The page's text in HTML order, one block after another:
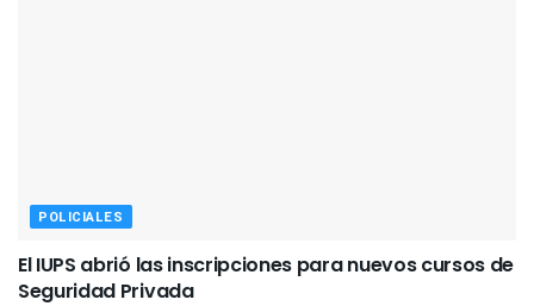
POLICIALES
El IUPS abrió las inscripciones para nuevos cursos de
Seguridad Privada